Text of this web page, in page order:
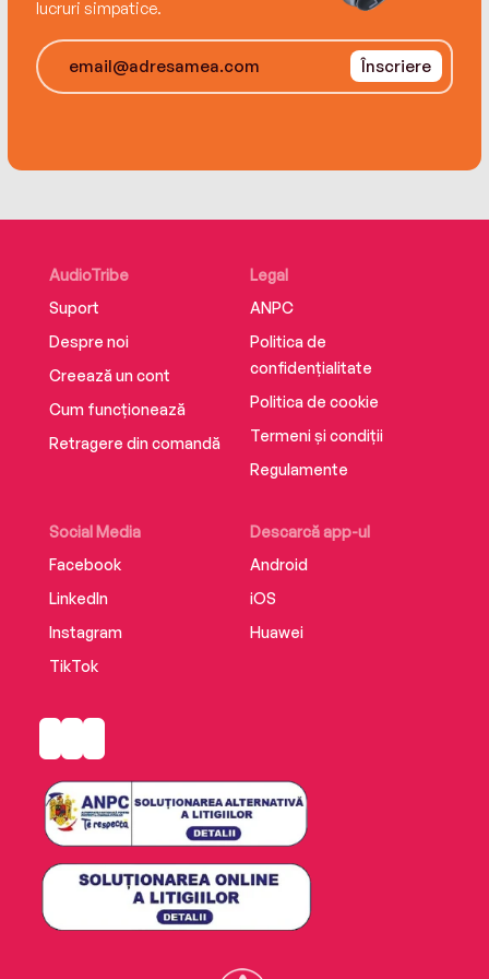
lucruri simpatice.
Înscriere
AudioTribe
Suport
Despre noi
Creează un cont
Cum funcționează
Retragere din comandă
Social Media
Facebook
LinkedIn
Instagram
TikTok
Descarcă app-ul
Android
iOS
Huawei
Legal
ANPC
Politica de
confidențialitate
Politica de cookie
Termeni și condiții
Regulamente